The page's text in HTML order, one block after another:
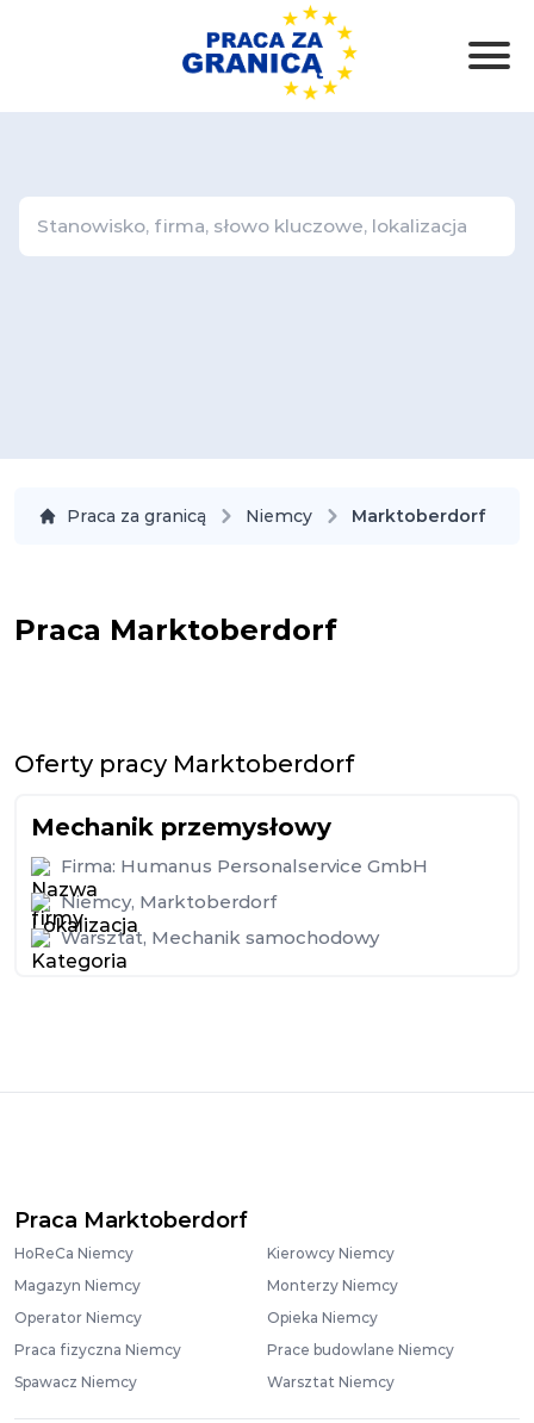
Praca za granicą Niemcy Marktoberdorf
Praca Marktoberdorf
Oferty pracy Marktoberdorf
Mechanik przemysłowy
Firma: Humanus Personalservice GmbH
Niemcy, Marktoberdorf
Warsztat, Mechanik samochodowy
Praca Marktoberdorf
HoReCa Niemcy
Kierowcy Niemcy
Magazyn Niemcy
Monterzy Niemcy
Operator Niemcy
Opieka Niemcy
Praca fizyczna Niemcy
Prace budowlane Niemcy
Spawacz Niemcy
Warsztat Niemcy